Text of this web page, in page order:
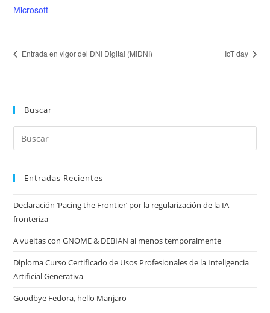
Microsoft
Entrada en vigor del DNI Digital (MiDNI) IoT day
Buscar
Entradas Recientes
Declaración ‘Pacing the Frontier’ por la regularización de la IA
fronteriza
A vueltas con GNOME & DEBIAN al menos temporalmente
Diploma Curso Certificado de Usos Profesionales de la Inteligencia
Artificial Generativa
Goodbye Fedora, hello Manjaro